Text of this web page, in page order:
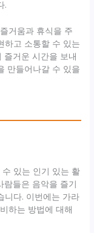
.
거움과 휴식을 주
하고 소통할 수 있는
즐거운 시간을 보내
만들어나갈 수 있을
있는 인기 있는 활
람들은 음악을 즐기
니다. 이번에는 가라
하는 방법에 대해